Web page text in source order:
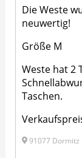
Die Weste
neuwertig!
Größe M
Weste hat 2
Taschen.
91077 Dormitz